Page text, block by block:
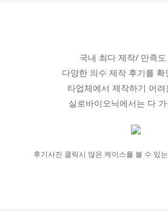
국내 최다 제작/ 만족
다양한 의수 제작 후기를 확
타업체에서 제작하기 어
실로바이오닉에서는 다
후기사진 클릭시 많은 케이스를 볼 수 있